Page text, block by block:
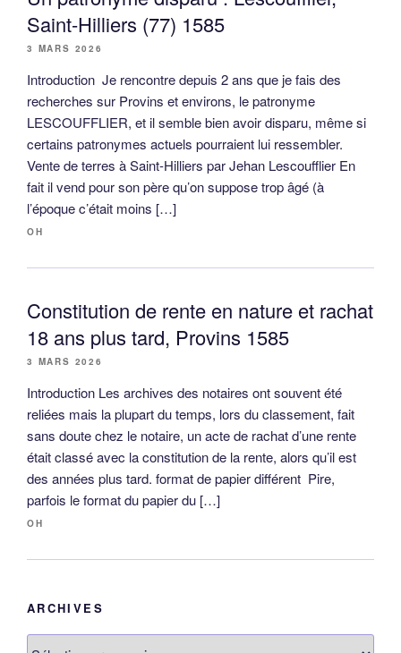
Saint-Hilliers (77) 1585
3 MARS 2026
Introduction Je rencontre depuis 2 ans que je fais des
recherches sur Provins et environs, le patronyme
LESCOUFFLIER, et il semble bien avoir disparu, même si
certains patronymes actuels pourraient lui ressembler.
Vente de terres à Saint-Hilliers par Jehan Lescoufflier En
fait il vend pour son père qu’on suppose trop âgé (à
l’époque c’était moins […]
OH
Constitution de rente en nature et rachat
18 ans plus tard, Provins 1585
3 MARS 2026
Introduction Les archives des notaires ont souvent été
reliées mais la plupart du temps, lors du classement, fait
sans doute chez le notaire, un acte de rachat d’une rente
était classé avec la constitution de la rente, alors qu’il est
des années plus tard. format de papier différent Pire,
parfois le format du papier du […]
OH
ARCHIVES